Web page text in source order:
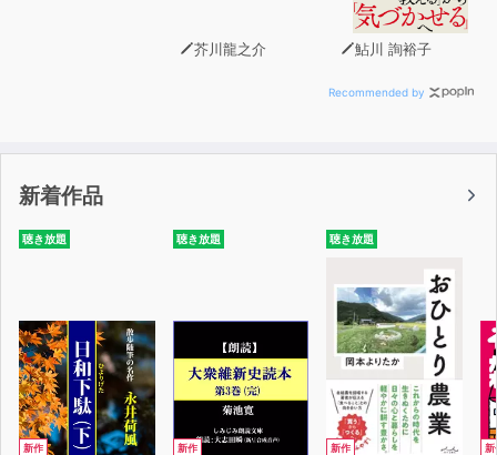
2 それぞれの章には、さまざまな品詞がバランスよく入
っているので飽きずに続けられる！
トコラムで、単語を使う力もぐんぐん伸びる！
かりつく！
■目次■
本書の使い方
単語編
第1章 情報関連、方向・位置、家族・親戚、動作を表す
ことば、ものの形や見た目、名詞の代わりをすることば
第2章 職業、立場、自然、動作を表すことば、人の特
芥川龍之介 鮎川 詢裕子
Recommended by
新着作品
聴き放題
新作
聴き放題
新作
聴き放題
新作 新